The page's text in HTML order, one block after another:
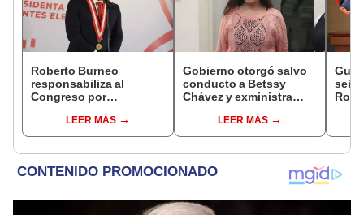
Roberto Burneo
responsabiliza al
Congreso por
de alcaldesLEER MÁS
Gobierno otorgó salvo
conducto a Betssy
Chávez y exministra
madrugadaLEER MÁS
JNE